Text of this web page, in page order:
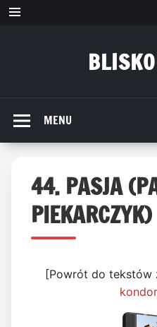
Przejdź
MENU
44. PASJA
PIEKARCZYK)
[Powrót do tekstów